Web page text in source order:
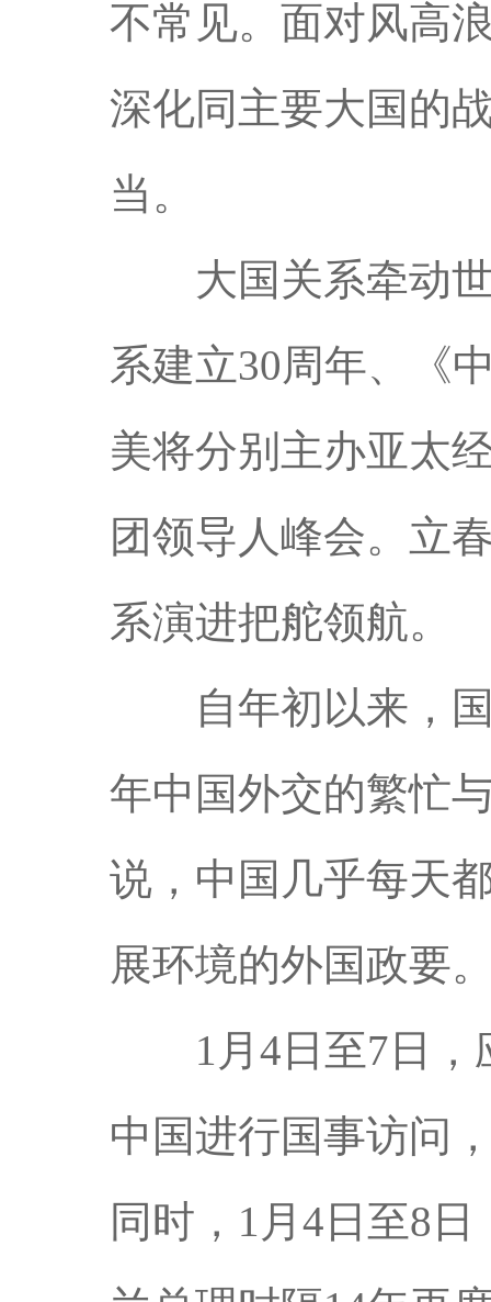
不常见。面对风高
深化同主要大国的
当。
大国关系牵动世
系建立30周年、《
美将分别主办亚太
团领导人峰会。立
系演进把舵领航。
自年初以来，国
年中国外交的繁忙
说，中国几乎每天
展环境的外国政要
1月4日至7日，
中国进行国事访问
同时，1月4日至8